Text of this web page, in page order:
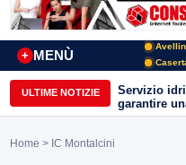
MENÙ
+
ULTIME NOTIZIE
Servizio
garantire
pubblica»
Home > IC Montalcini